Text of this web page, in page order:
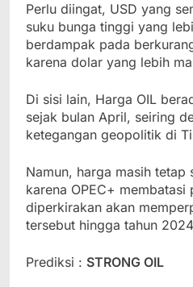
Perlu diingat, USD yang
suku bunga tinggi yang
berdampak pada
karena dolar yang lebih
Di sisi lain, Harga OIL
sejak bulan April, seiring
ketegangan geopolitik di
Namun, harga masih tetap
karena OPEC+ membatasi
diperkirakan akan
tersebut hingga tahun
Prediksi : STRONG OIL